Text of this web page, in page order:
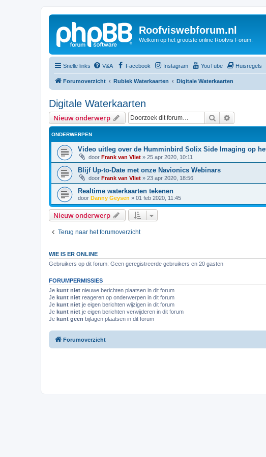
Roofviswebforum.nl
Welkom op het grootste online Roofvis Forum.
Snelle links V&A Facebook Instagram YouTube Huisregels
Forumoverzicht Rubiek Waterkaarten Digitale Waterkaarten
Digitale Waterkaarten
Nieuw onderwerp Zoek
ONDERWERPEN
Video uitleg over de Humminbird Solix Side Imaging op
door Frank van Vliet » 25 apr 2020, 10:11
Blijf Up-to-Date met onze Navionics Webinars
door Frank van Vliet » 23 apr 2020, 18:56
Realtime waterkaarten tekenen
door Danny Geysen » 01 feb 2020, 11:45
Nieuw onderwerp
Terug naar het forumoverzicht
WIE IS ER ONLINE
Gebruikers op dit forum: Geen geregistreerde gebruikers en 20 gasten
FORUMPERMISSIES
Je kunt niet nieuwe berichten plaatsen in dit forum
Je kunt niet reageren op onderwerpen in dit forum
Je kunt niet je eigen berichten wijzigen in dit forum
Je kunt niet je eigen berichten verwijderen in dit forum
Je kunt geen bijlagen plaatsen in dit forum
Forumoverzicht